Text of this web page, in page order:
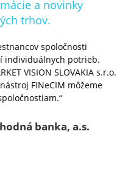
VISION SLOVAKIA
úrovni. Ceníme si prístup
pri riešení našich
a požiadaviek.“
a.s.